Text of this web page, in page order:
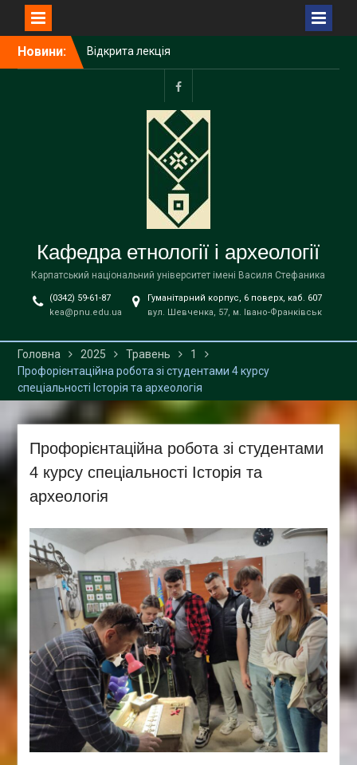
Новини:
Відкрита лекція
Пшемислава Макаровича
(Przemysław Makarowicz)
– відомого польського
археолога, доктора
габілітованого,
професора Інституту
доісторії Університету
імені Адама Міцкевича в
Познані (Республіка
Польща) на тему «Bukivna.
brązu nad Dniestrem»
Запрошуємо вступників на
за освітньою програмою
«Етнологія» спеціальності
!
Збори трудового
колективу кафедри
facebook
Кафедра етнології і археології
Карпатський національний університет імені Василя Стефаника
(0342) 59-61-87
kea@pnu.edu.ua
Гуманітарний корпус, 6 поверх, каб. 607
вул. Шевченка, 57, м. Івано-Франківськ
Головна 2025 Травень
1
Профорієнтаційна робота зі студентами 4 курсу
спеціальності Історія та археологія
Профорієнтаційна робота зі студентами
4 курсу спеціальності Історія та
археологія